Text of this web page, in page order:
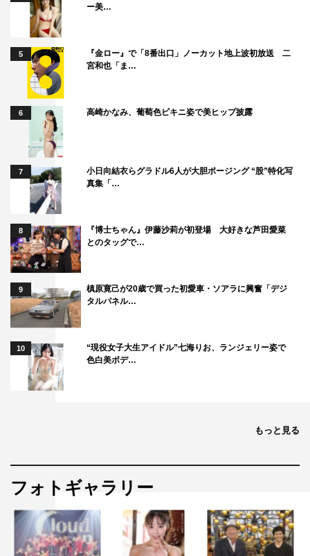
ー美…
5
『金ロー』で「8番出口」ノーカット地上波初放送 二
宮和也「ま…
6 高崎かなみ、葡萄色ビキニ姿で美ヒップ披露
7
小日向結衣らグラドル6人が大胆ポージング “股”特化写
真集「…
8
『博士ちゃん』伊藤沙莉が初登場 大好きな芦田愛菜
とのタッグで…
9
槙原寛己が20歳で買った初愛車・ソアラに興奮「デジ
タルパネル…
10
“現役女子大生アイドル”七海りお、ランジェリー姿で
色白美ボデ…
もっと見る
フォトギャラリー